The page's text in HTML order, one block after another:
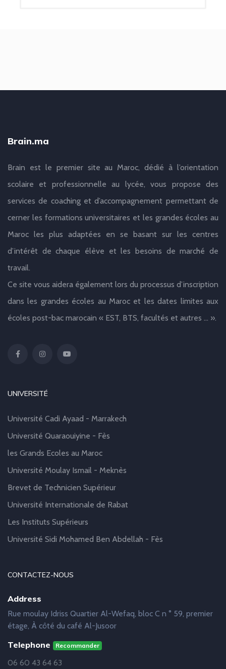
Brain.ma
Brain est le premier site au Maroc, dédié à l’orientation
scolaire et professionnelle au lycée, vous propose des
services de coaching et d’accompagnement permettant de
cerner les formations universitaires et les grandes écoles au
Maroc les plus adaptées en se basant sur les centres
d’intérêt de chaque élève et les besoins de marché de
travail.
Ce site vous aidera également lors du processus d’inscription
dans les grandes écoles au Maroc et les dates limites aux
écoles post-bac marocain « EST, BTS, facultés et autres … ».
UNIVERSITÉ
Université Cadi Ayaad - Marrakech
Université Quaraouiyine - Fès
les Grands Ecoles au Maroc
Université Moulay Ismail - Meknès
Brevet de Technicien Supérieur
Université Internationale de Rabat
Les Instituts Supérieurs
Université Sidi Mohamed Ben Abdellah - Fès
CONTACTEZ-NOUS
Address
Rue moulay Idriss Quartier Al-Wefaq, bloc C n ° 59, premier
étage, À côté du café Al-Jusoor
Telephone Recommander
06 60 43 64 63